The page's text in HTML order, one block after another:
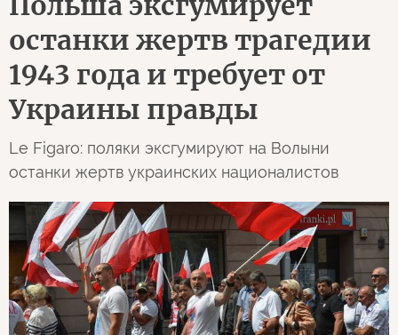
останки жертв трагедии
1943 года и требует от
Украины правды
Le Figaro: поляки эксгумируют на Волыни
останки жертв украинских националистов